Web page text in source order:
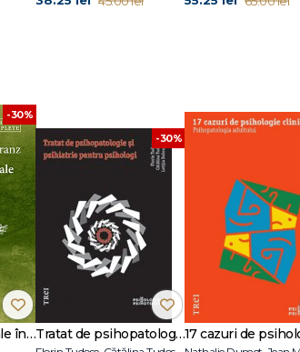
-30%
Simboluri arhetipale în basme
-30%
Tratat de psihopatologie şi psihiatrie pentru psihologi